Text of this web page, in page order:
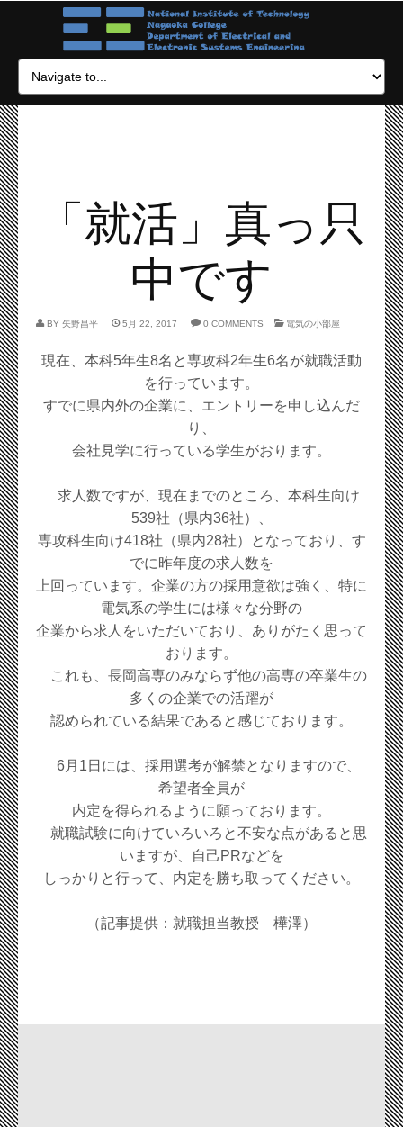
「就活」真っ只
中です
BY 矢野昌平 5月 22, 2017 0 COMMENTS 電気の小部屋
現在、本科5年生8名と専攻科2年生6名が就職活動
を行っています。
すでに県内外の企業に、エントリーを申し込んだ
り、
会社見学に行っている学生がおります。
求人数ですが、現在までのところ、本科生向け
539社（県内36社）、
専攻科生向け418社（県内28社）となっており、す
でに昨年度の求人数を
上回っています。企業の方の採用意欲は強く、特に
電気系の学生には様々な分野の
企業から求人をいただいており、ありがたく思って
おります。
これも、長岡高専のみならず他の高専の卒業生の
多くの企業での活躍が
認められている結果であると感じております。
6月1日には、採用選考が解禁となりますので、
希望者全員が
内定を得られるように願っております。
就職試験に向けていろいろと不安な点があると思
いますが、自己PRなどを
しっかりと行って、内定を勝ち取ってください。
（記事提供：就職担当教授 樺澤）